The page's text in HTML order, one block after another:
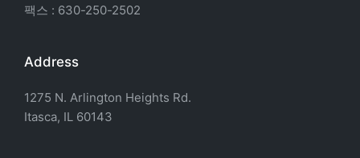
팩스 : 630-250-2502
Address
1275 N. Arlington Heights Rd.
Itasca, IL 60143